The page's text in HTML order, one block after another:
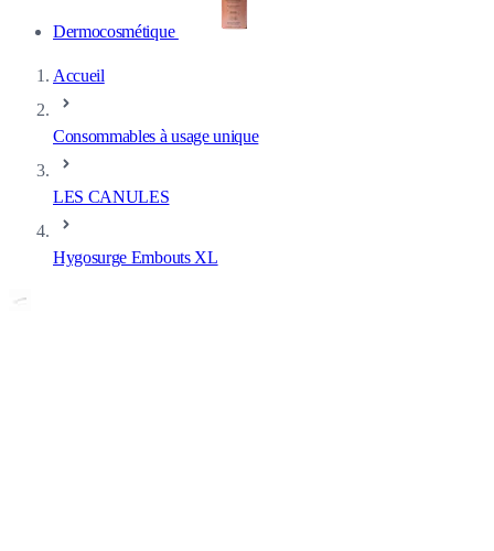
Dermocosmétique
Accueil
Consommables à usage unique
LES CANULES
Hygosurge Embouts XL